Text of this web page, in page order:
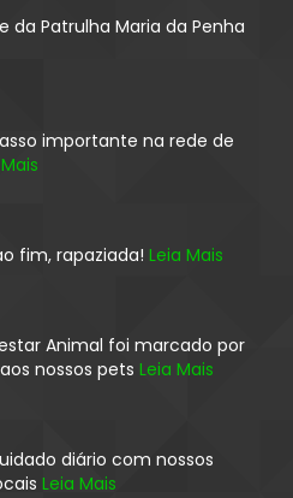
da Patrulha Maria da Penha
importante na rede de
fim, rapaziada! Leia Mais
Animal foi marcado por
nossos pets Leia Mais
diário com nossos
Leia Mais